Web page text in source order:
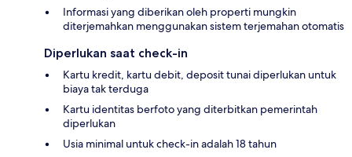
Informasi yang diberikan oleh properti mungkin
diterjemahkan menggunakan sistem terjemahan otomatis
Diperlukan saat check-in
Kartu kredit, kartu debit, deposit tunai diperlukan untuk
biaya tak terduga
Kartu identitas berfoto yang diterbitkan pemerintah
diperlukan
Usia minimal untuk check-in adalah 18 tahun